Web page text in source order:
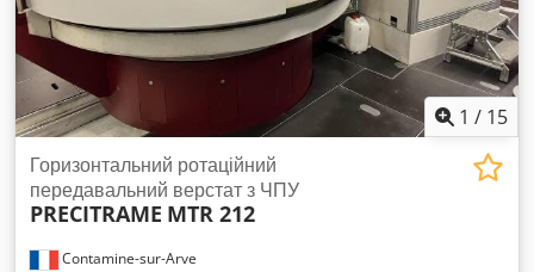
1 / 15
Contamine-sur-Arve
Горизонтальний ротаційний
передавальний верстат з ЧПУ
PRECITRAME MTR 212